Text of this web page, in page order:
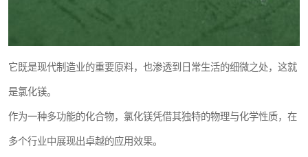
它既是现代制造业的重要原料，也渗透到日常生活的细微之处，这就
是氯化镁。
作为一种多功能的化合物，氯化镁凭借其独特的物理与化学性质，在
多个行业中展现出卓越的应用效果。